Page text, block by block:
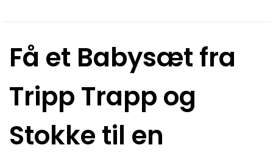
Få et Babysæt fra
Tripp Trapp og
Stokke til en